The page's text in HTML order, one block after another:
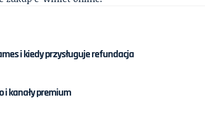
i kiedy przysługuje refundacja
i kanały premium